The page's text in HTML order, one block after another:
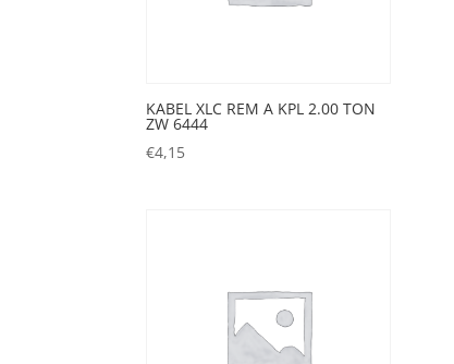
KABEL XLC REM A KPL 2.00 TON
ZW 6444
€4,15